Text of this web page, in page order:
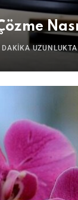
DAKIKA UZUNLUKTA